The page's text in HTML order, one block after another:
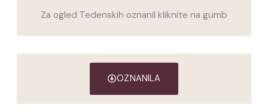
Za ogled Tedenskih oznanil kliknite na gumb
OZNANILA